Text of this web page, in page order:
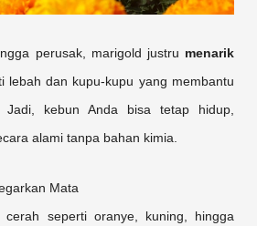
perusak, marigold justru menarik
lebah dan kupu-kupu yang membantu
Jadi, kebun Anda bisa tetap hidup,
alami tanpa bahan kimia.
Mata
cerah seperti oranye, kuning, hingga